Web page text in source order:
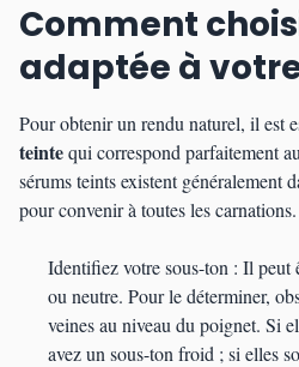
Comment
adaptée à
Pour obtenir un rendu naturel, il est
teintequi correspond parfaitement
sérums teints existent généralement
pour convenir à toutes les carnations.
Identifiez votre sous-ton : Il peut
ou neutre. Pour le déterminer,
veines au niveau du poignet. Si
avez un sous-ton froid ; si elles